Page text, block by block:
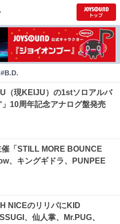
#B.D.
（現KEIJU）の1stソロアルバ
10周年記念アナログ盤発売
「STILL MORE BOUNCE
、キングギドラ、PUNPEE
NICEのリリパにKID
、仙人掌、Mr.PUG、